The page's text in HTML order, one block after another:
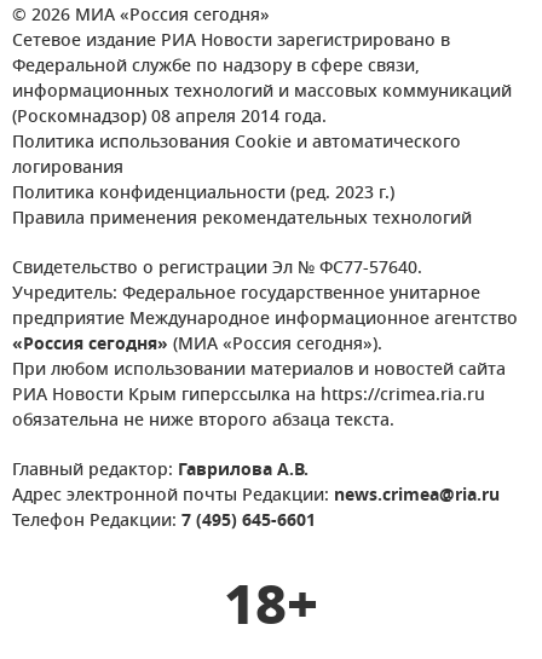
© 2026 МИА «Россия сегодня»
Сетевое издание РИА Новости зарегистрировано в
Федеральной службе по надзору в сфере связи,
информационных технологий и массовых коммуникаций
(Роскомнадзор) 08 апреля 2014 года.
Политика использования Cookie и автоматического
логирования
Политика конфиденциальности (ред. 2023 г.)
Правила применения рекомендательных технологий
Свидетельство о регистрации Эл № ФС77-57640.
Учредитель: Федеральное государственное унитарное
предприятие Международное информационное агентство
«Россия сегодня» (МИА «Россия сегодня»).
При любом использовании материалов и новостей сайта
РИА Новости Крым гиперссылка на https://crimea.ria.ru
обязательна не ниже второго абзаца текста.
Главный редактор: Гаврилова А.В.
Адрес электронной почты Редакции: news.crimea@ria.ru
Телефон Редакции: 7 (495) 645-6601
18+